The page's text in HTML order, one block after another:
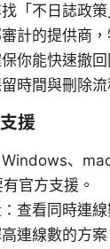
「不日誌政策
計的提供商
你能快速撤
時間與刪除流
援
、
官方支援。
查看同時連
連線數的方案